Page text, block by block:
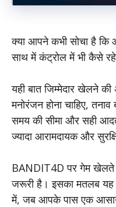
क्या आपने कभी सोचा है
साथ में कंट्रोल में भी कैसे
यही बात जिम्मेदार खेलने
मनोरंजन होना चाहिए,
समय की सीमा और सही
ज्यादा आरामदायक और
BANDIT4D पर गेम खेलते
जरूरी है। इसका मतलब यह
में, जब आपके पास एक